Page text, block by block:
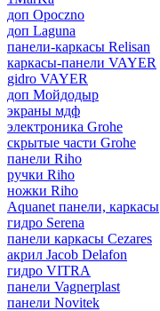
доп Opoczno
доп Laguna
панели-каркасы Relisan
каркасы-панели VAYER
gidro VAYER
доп Мойдодыр
экраны мдф
электроника Grohe
скрытые части Grohe
панели Riho
ручки Riho
ножки Riho
Aquanet панели, каркасы
гидро Serena
панели каркасы Cezares
акрил Jacob Delafon
гидро VITRA
панели Vagnerplast
панели Novitek